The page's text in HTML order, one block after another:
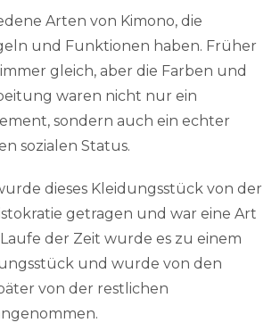
Arten von Kimono, die
und Funktionen haben. Früher
gleich, aber die Farben und
waren nicht nur ein
sondern auch ein echter
sozialen Status.
dieses Kleidungsstück von der
getragen und war eine Art
der Zeit wurde es zu einem
und wurde von den
von der restlichen